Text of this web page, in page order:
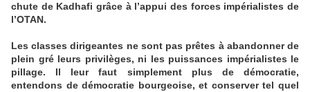
chute de Kadhafi grâce à l’appui des forces impérialistes de
l’OTAN.
Les classes dirigeantes ne sont pas prêtes à abandonner de
plein gré leurs privilèges, ni les puissances impérialistes le
pillage. Il leur faut simplement plus de démocratie,
entendons de démocratie bourgeoise, et conserver tel quel